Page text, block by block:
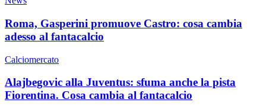
Roma, Gasperini promuove Castro: cosa cambia
adesso al fantacalcio
Calciomercato
Alajbegovic alla Juventus: sfuma anche la pista
Fiorentina. Cosa cambia al fantacalcio